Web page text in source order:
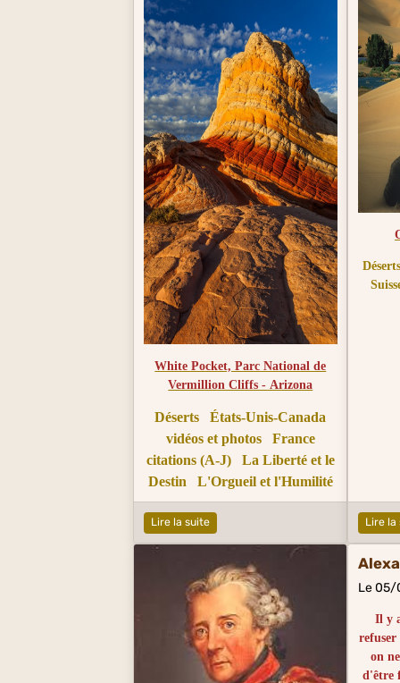
La libertà consiste nel scegliere
tra due schiavitù : l'egoismo e la
coscienza. Colui che sceglie la
coscienza è l'uomo libero.
White Pocket, Parc National de
Vermillion Cliffs - Arizona
Déserts
États-Unis-Canada
vidéos et photos
France
citations (A-J)
La Liberté et le
Destin
L'Orgueil et l'Humilité
Lire la suite
Déserts
Lire la
Le 05/
Il y
refuser
on
d'être